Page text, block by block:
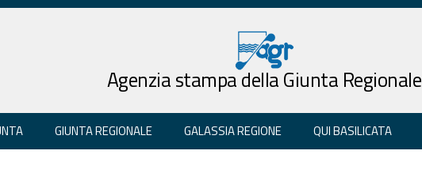
Agenzia stampa della Giunta Regionale
GIUNTA REGIONALE GALASSIA REGIONE QUI BASILICATA